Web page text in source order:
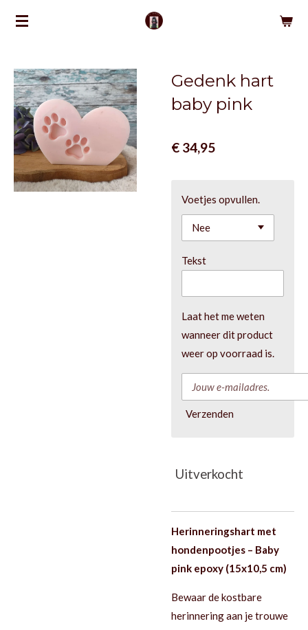
Ga
de
hoofdinhoud
Gedenk hart
baby pink
€ 34,95
Voetjes opvullen.
Tekst
Laat het me weten
wanneer dit product
weer op voorraad is.
Verzenden
Uitverkocht
Herinneringshart met
hondenpootjes – Baby
pink epoxy (15x10,5 cm)
Bewaar de kostbare
herinnering aan je trouwe